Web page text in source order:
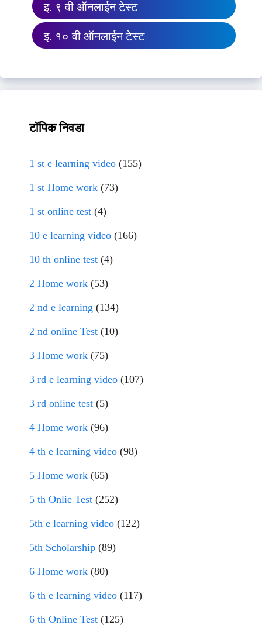
इ. ९ वी ऑनलाईन टेस्ट
इ. १० वी ऑनलाईन टेस्ट
टॉपिक निवडा
1 st e learning video (155)
1 st Home work (73)
1 st online test (4)
10 e learning video (166)
10 th online test (4)
2 Home work (53)
2 nd e learning (134)
2 nd online Test (10)
3 Home work (75)
3 rd e learning video (107)
3 rd online test (5)
4 Home work (96)
4 th e learning video (98)
5 Home work (65)
5 th Onlie Test (252)
5th e learning video (122)
5th Scholarship (89)
6 Home work (80)
6 th e learning video (117)
6 th Online Test (125)